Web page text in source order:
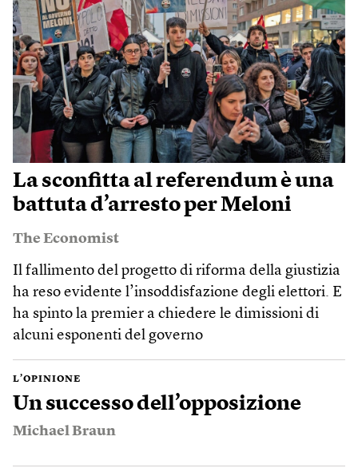
La sconfitta al referendum è una
battuta d’arresto per Meloni
The Economist
Il fallimento del progetto di riforma della giustizia
ha reso evidente l’insoddisfazione degli elettori. E
ha spinto la premier a chiedere le dimissioni di
alcuni esponenti del governo
L’OPINIONE
Un successo dell’opposizione
Michael Braun